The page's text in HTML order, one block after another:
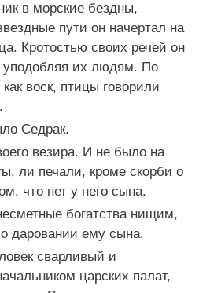
в морские бездны,
пути он начертал на
Кротостью своих речей он
уподобляя их людям. По
воск, птицы говорили
Седрак.
везира. И не было на
ли печали, кроме скорби о
что нет у него сына.
богатства нищим,
даровании ему сына.
сварливый и
царских палат,